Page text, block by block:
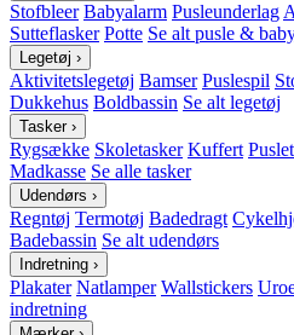
Stofbleer Babyalarm Pusleunderlag
Sutteflasker Potte Se alt pusle &
Legetøj ›
Aktivitetslegetøj Bamser Puslespil
Dukkehus Boldbassin Se alt legetøj
Tasker ›
Rygsække Skoletasker Kuffert
Madkasse Se alle tasker
Udendørs ›
Regntøj Termotøj Badedragt
Badebassin Se alt udendørs
Indretning ›
Plakater Natlamper Wallstickers
indretning